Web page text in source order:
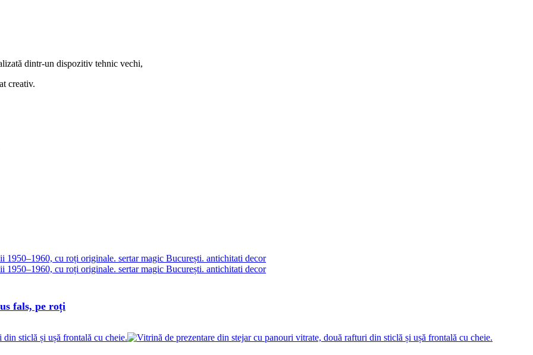
dintr-un dispozitiv tehnic vechi,
creativ.
fals, pe roți